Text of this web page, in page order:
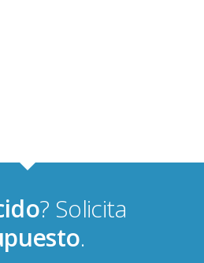
? Solicita
.